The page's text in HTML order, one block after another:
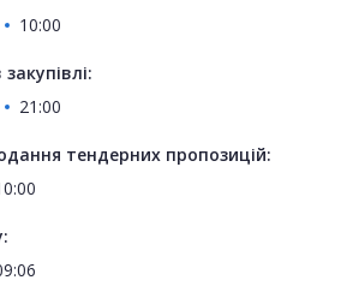
10:00
21:00
тендерних пропозицій: